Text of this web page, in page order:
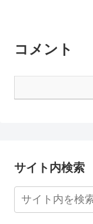
コメント
サイト内検索